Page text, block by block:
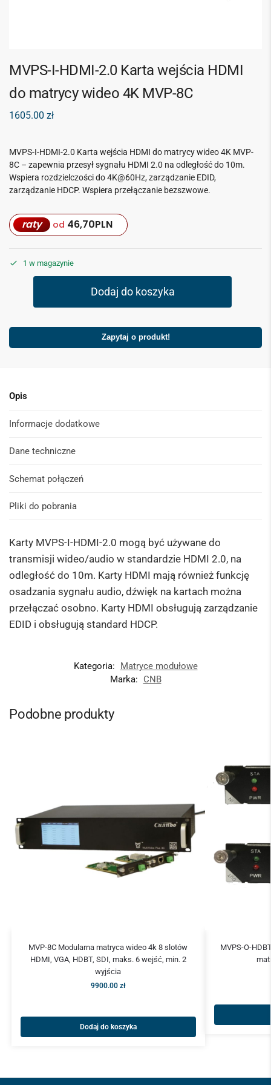
MVPS-I-HDMI-2.0 Karta wejścia HDMI
do matrycy wideo 4K MVP-8C
1605.00 zł
MVPS-I-HDMI-2.0 Karta wejścia HDMI do matrycy wideo 4K MVP-
8C – zapewnia przesył sygnału HDMI 2.0 na odległość do 10m.
Wspiera rozdzielczości do 4K@60Hz, zarządzanie EDID,
zarządzanie HDCP. Wspiera przełączanie bezszwowe.
raty od 46,70PLN
1 w magazynie
Dodaj do koszyka
Zapytaj o produkt!
Opis
Informacje dodatkowe
Dane techniczne
Schemat połączeń
Pliki do pobrania
Karty MVPS-I-HDMI-2.0 mogą być używane do
transmisji wideo/audio w standardzie HDMI 2.0, na
odległość do 10m. Karty HDMI mają również funkcję
osadzania sygnału audio, dźwięk na kartach można
przełączać osobno. Karty HDMI obsługują zarządzanie
EDID i obsługują standard HDCP.
Kategoria:
Matryce modułowe
Marka:
CNB
Podobne produkty
MVP-8C Modularna matryca wideo 4k 8 slotów
HDMI, VGA, HDBT, SDI, maks. 6 wejść, min. 2
wyjścia
9900.00 zł
Dodaj do koszyka
MVPS-O-